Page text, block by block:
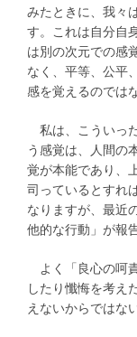
みたときに、我々
す。これは自分自
は別の次元での感
なく、平等、公平
感を覚えるのでは
私は、こういっ
う感覚は、人間の
覚が本能であり、
司っているとすれ
なりますが、最近
他的な行動」が報
よく「良心の呵
したり懺悔を考え
えないからではな